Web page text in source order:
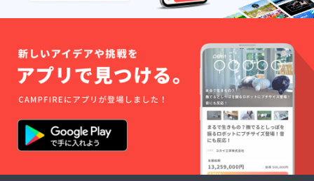
内にお
名前を
シャル
サポー
ターと
して公
演時に
お名前
を読み
上げ
る」は
８月公
演時の
お届け
り／会
場内：8
里庫、
24日＠
かまぼ
こ音楽
堂、25
日＠古
木里庫
／配信
映像：
映像が
存続す
る限り
ポー
ターと
お名前
を読み
上げる
(会場内
に掲示
したお
名前) ●
ゴール
ドサ
ポー
ターと
して配
31日) ●
稽古
(メー
ル：
WEBサ
イトの
非公開
ページ
閲覧用
URLを
送付) ●
サイン
入り台
本(アッ